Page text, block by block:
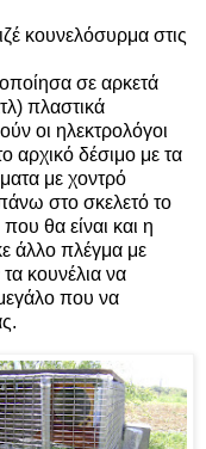
κουνελόσυρμα στις
σε αρκετά
πλαστικά
οι ηλεκτρολόγοι
αρχικό δέσιμο με τα
με χοντρό
στο σκελετό το
θα είναι και η
άλλο πλέγμα με
κουνέλια να
που να